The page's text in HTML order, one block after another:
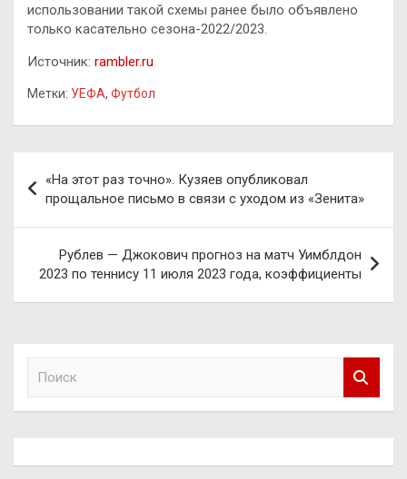
использовании такой схемы ранее было объявлено
только касательно сезона-2022/2023.
Источник: rambler.ru
Метки: УЕФА, Футбол
по
записям
«На этот раз точно». Кузяев опубликовал
прощальное письмо в связи с уходом из «Зенита»
Рублев — Джокович прогноз на матч Уимблдон
2023 по теннису 11 июля 2023 года, коэффициенты